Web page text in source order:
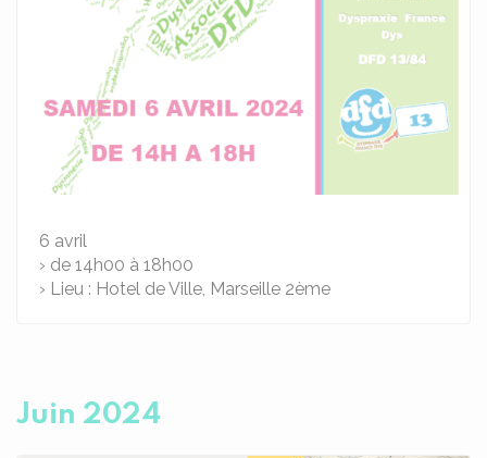
6 avril
› de 14h00 à 18h00
› Lieu : Hotel de Ville, Marseille 2ème
Juin 2024